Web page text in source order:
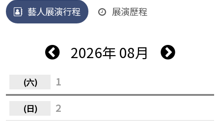
藝人展演行程 展演歷程
2026年 08月
1
2